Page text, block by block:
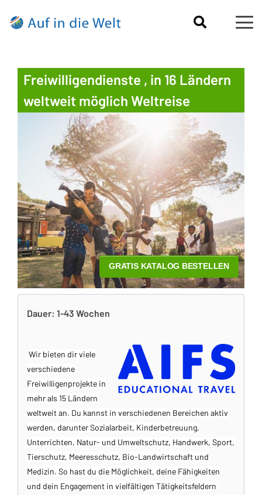
Freiwilligendienste , in 16 Ländern
weltweit möglich Weltreise
Dauer: 1-43 Wochen
Wir bieten dir viele
verschiedene
Freiwilligenprojekte in
mehr als 15 Ländern
weltweit an. Du kannst in verschiedenen Bereichen aktiv
werden, darunter Sozialarbeit, Kinderbetreuung,
Unterrichten, Natur- und Umweltschutz, Handwerk, Sport,
Tierschutz, Meeresschutz, Bio-Landwirtschaft und
Medizin. So hast du die Möglichkeit, deine Fähigkeiten
und dein Engagement in vielfältigen Tätigkeitsfeldern